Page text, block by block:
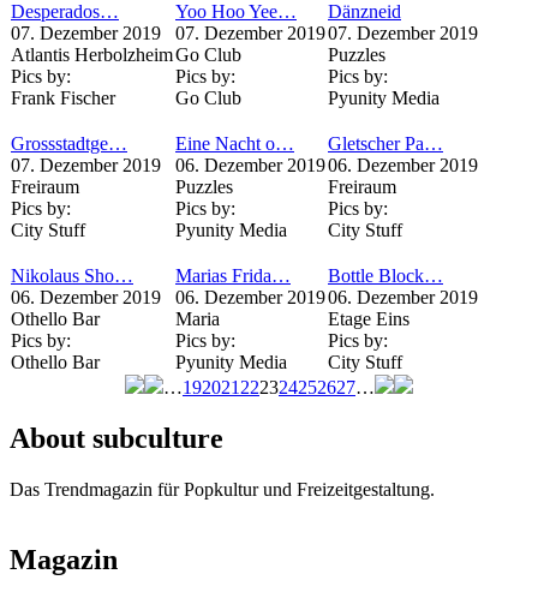
Desperados…
07. Dezember 2019
Atlantis Herbolzheim
Pics by:
Frank Fischer
Yoo Hoo Yee…
07. Dezember 2019
Go Club
Pics by:
Go Club
Dänzneid
07. Dezember 2019
Puzzles
Pics by:
Pyunity Media
Grossstadtge…
07. Dezember 2019
Freiraum
Pics by:
City Stuff
Eine Nacht o…
06. Dezember 2019
Puzzles
Pics by:
Pyunity Media
Gletscher Pa…
06. Dezember 2019
Freiraum
Pics by:
City Stuff
Nikolaus Sho…
06. Dezember 2019
Othello Bar
Pics by:
Othello Bar
Marias Frida…
06. Dezember 2019
Maria
Pics by:
Pyunity Media
Bottle Block…
06. Dezember 2019
Etage Eins
Pics by:
City Stuff
…192021 222324252627…
About subculture
Das Trendmagazin für Popkultur und Freizeitgestaltung.
Magazin